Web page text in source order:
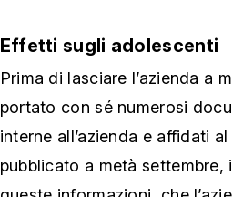
Effetti sugli adolescenti
Prima di lasciare l’azienda a
portato con sé numerosi
interne all’azienda e affidati
pubblicato a metà settembre,